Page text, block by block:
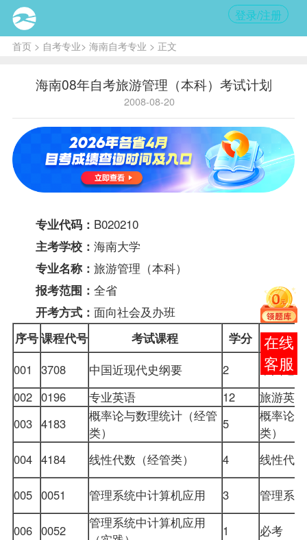
登录/注册
首页> 自考专业> 海南自考专业 > 正文
海南08年自考旅游管理（本科）考试计划
2008-08-20
专业代码： B020210
主考学校： 海南大学
专业名称： 旅游管理（本科）
报考范围： 全省
开考方式： 面向社会及办班
序号课程代号 考试课程 学分
001
3708 中国近现代史纲要 2
中国近
002 0196 专业英语 12
旅游英
003 4183
概率论与数理统计（经管
类）
5
概率论
类）
004 4184 线性代数（经管类） 4 线性代
005 0051 管理系统中计算机应用 3 管理系
006 0052
管理系统中计算机应用
1
必考
在线
客服